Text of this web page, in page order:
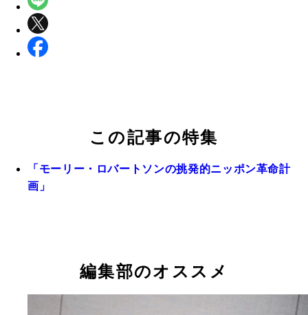
この記事の特集
「モーリー・ロバートソンの挑発的ニッポン革命計
画」
編集部のオススメ